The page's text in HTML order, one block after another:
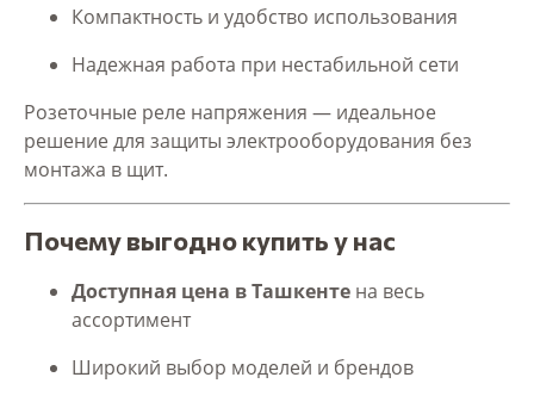
Компактность и удобство использования
Надежная работа при нестабильной сети
Розеточные реле напряжения — идеальное
решение для защиты электрооборудования без
монтажа в щит.
Почему выгодно купить у нас
Доступная цена в Ташкенте на весь
ассортимент
Широкий выбор моделей и брендов